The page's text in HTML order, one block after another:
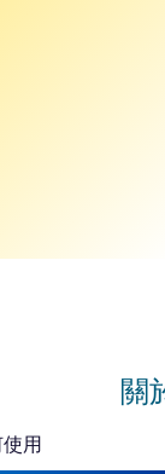
關
用